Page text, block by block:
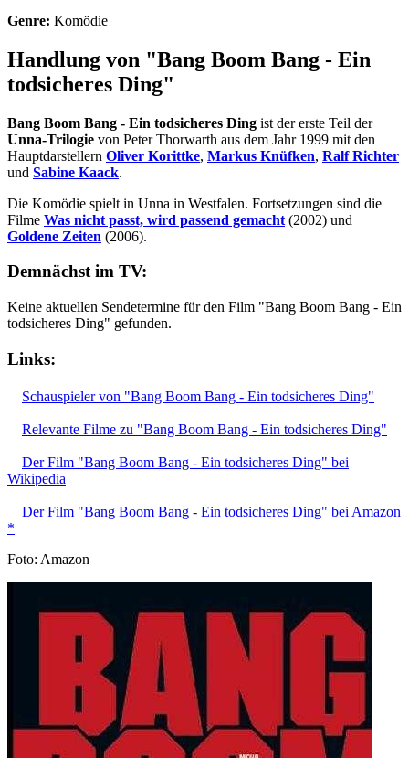
Genre: Komödie
Handlung von "Bang Boom Bang - Ein
todsicheres Ding"
Bang Boom Bang - Ein todsicheres Ding ist der erste Teil der
Unna-Trilogie von Peter Thorwarth aus dem Jahr 1999 mit den
Hauptdarstellern Oliver Korittke, Markus Knüfken, Ralf Richter
und Sabine Kaack.
Die Komödie spielt in Unna in Westfalen. Fortsetzungen sind die
Filme Was nicht passt, wird passend gemacht (2002) und
Goldene Zeiten (2006).
Demnächst im TV:
Keine aktuellen Sendetermine für den Film "Bang Boom Bang - Ein
todsicheres Ding" gefunden.
Links:
Schauspieler von "Bang Boom Bang - Ein todsicheres Ding"
Relevante Filme zu "Bang Boom Bang - Ein todsicheres Ding"
Der Film "Bang Boom Bang - Ein todsicheres Ding" bei
Wikipedia
Der Film "Bang Boom Bang - Ein todsicheres Ding" bei Amazon
*
Foto: Amazon